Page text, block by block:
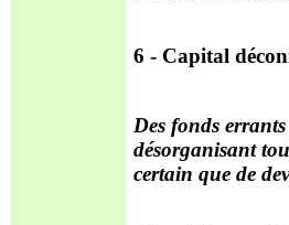
6 - Capital
Des fonds
désorganisant
certain que de